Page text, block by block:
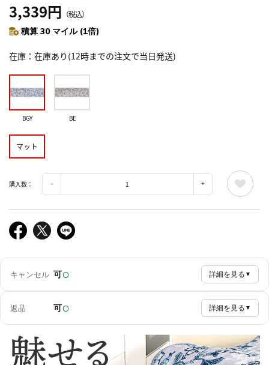
3,339円 （税込）
積算 30 マイル (1倍)
在庫 在庫あり(12時までの注文で当日発送)
BGY BE
マット
購入数：
キャンセル 可○ 詳細を見る ▼
返品 可○ 詳細を見る ▼